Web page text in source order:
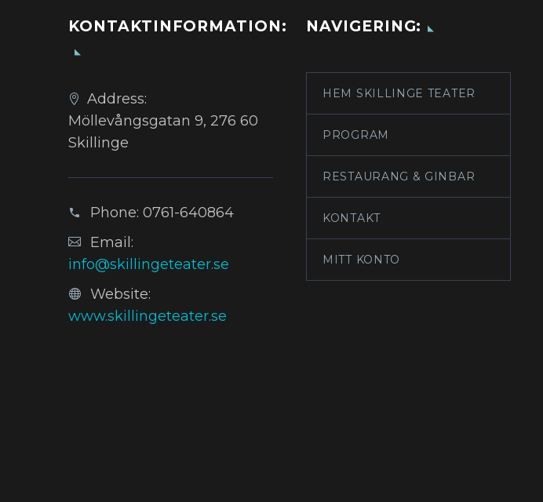
KONTAKTINFORMATION:
Address:
Möllevångsgatan 9, 276 60
Skillinge
Phone: 0761-640864
Email:
info@skillingeteater.se
Website:
www.skillingeteater.se
NAVIGERING:
HEM SKILLINGE TEATER
PROGRAM
RESTAURANG & GINBAR
KONTAKT
MITT KONTO